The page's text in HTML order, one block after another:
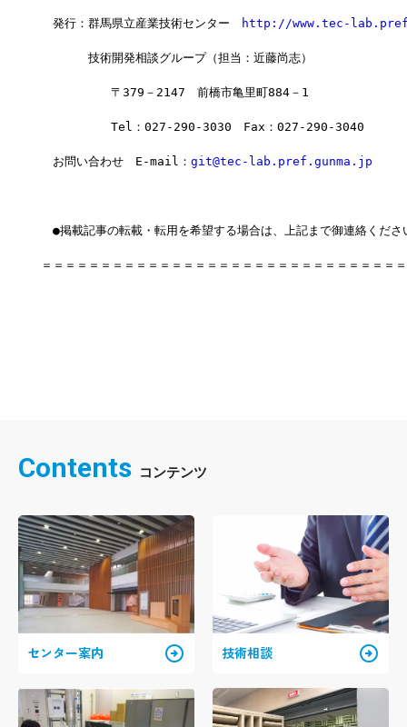
発行：群馬県立産業技術センター http://www.tec-
技術開発相談グループ（担当：近藤尚志）
〒379－2147　前橋市亀里町884－1
Tel：027-290-3030　Fax：027-290-3040
お問い合わせ　E-mail： git@tec-lab.pref.gunma.jp
●掲載記事の転載・転用を希望する場合は、上記まで御連絡くださ
＝＝＝＝＝＝＝＝＝＝＝＝＝＝＝＝＝＝＝＝＝＝＝＝＝＝＝＝＝＝
Contents
センター案内 arrow_circle_right 技術相談 arrow_circle_right